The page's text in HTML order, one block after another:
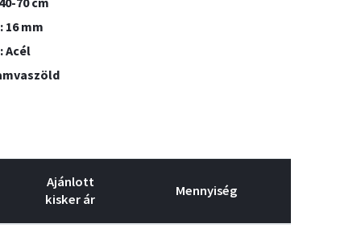
16 mm
Acél
Ajánlott
kisker ár
Mennyiség